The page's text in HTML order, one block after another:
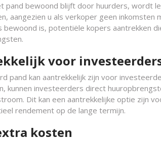
pand bewoond blijft door huurders, wordt
aangezien u als verkoper geen
bewoond is, potentiële kopers aantrekken
voor
pand kan aantrekkelijk zijn voor
kunnen investeerders direct
Dit kan een aantrekkelijke optie zijn
rendement op de lange termijn.
kosten